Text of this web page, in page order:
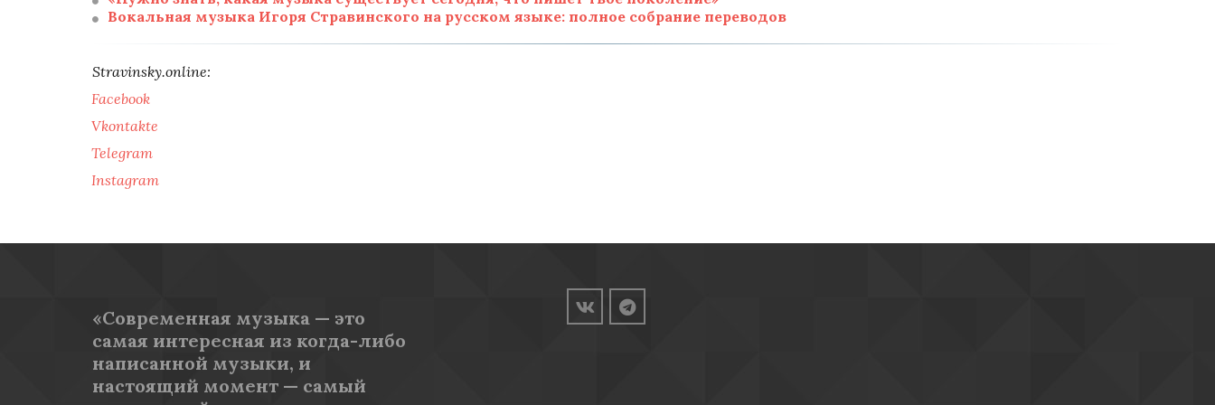
Вокальная музыка Игоря Стравинского на русском языке: полное собрание переводов
Stravinsky.online:
Facebook
Vkontakte
Telegram
Instagram
«Современная музыка — это
самая интересная из когда-либо
написанной музыки, и
настоящий момент — самый